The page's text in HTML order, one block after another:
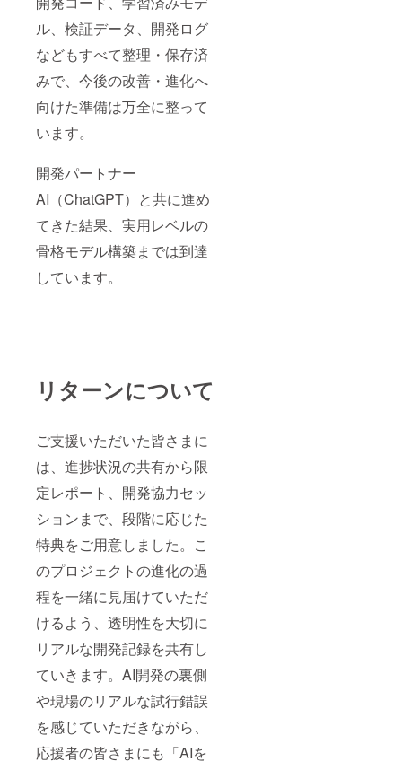
ル、検証データ、開発ログ
などもすべて整理・保存済
みで、今後の改善・進化へ
向けた準備は万全に整って
います。
開発パートナー
AI（ChatGPT）と共に進め
てきた結果、実用レベルの
骨格モデル構築までは到達
しています。
リターンについて
ご支援いただいた皆さまに
は、進捗状況の共有から限
定レポート、開発協力セッ
ションまで、段階に応じた
特典をご用意しました。こ
のプロジェクトの進化の過
程を一緒に見届けていただ
けるよう、透明性を大切に
リアルな開発記録を共有し
ていきます。AI開発の裏側
や現場のリアルな試行錯誤
を感じていただきながら、
応援者の皆さまにも「AIを